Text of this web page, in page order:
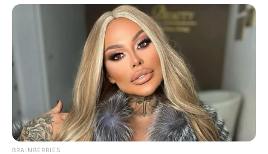
sentida por su familia y por una sociedad que,
de nuevo, clamorea por respuestas.
«Era una mujer tranquila, muy trabajadora y
dedicada al trabajo y al niño. No sabemos por
qué le va a hacer eso a una persona así», dijo
una vecina, que solicitó el anonimato.
BRAINBERRIES